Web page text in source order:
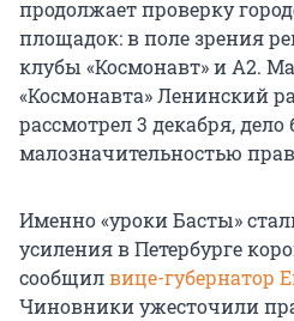
продолжает проверку
площадок: в поле зрения
клубы «Космонавт» и А2.
«Космонавта» Ленинский
рассмотрел 3 декабря,
малозначительностью
Именно «уроки Басты»
усиления в Петербурге
сообщилвице-губернатор
Чиновники ужесточили